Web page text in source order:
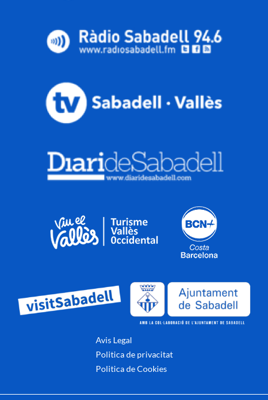
Avis Legal
Politica de privacitat
Politica de Cookies